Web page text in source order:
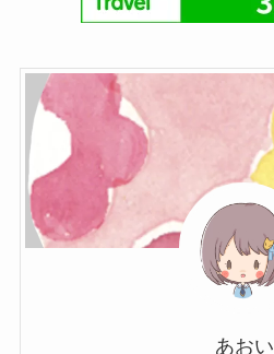
あおい